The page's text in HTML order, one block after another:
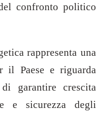
confronto politico
rappresenta una
il Paese e riguarda
garantire crescita
e sicurezza degli